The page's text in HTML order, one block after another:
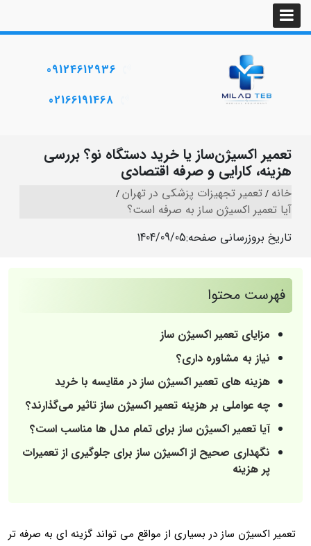
09124612936
02166191468
تعمیر اکسیژن‌ساز یا خرید دستگاه نو؟ بررسی
هزینه، کارایی و صرفه اقتصادی
خانه تعمیر تجهیزات پزشکی در تهران
آیا تعمیر اکسیژن ساز به صرفه است؟
تاریخ بروزرسانی صفحه:1404/09/05
فهرست محتوا
مزایای تعمیر اکسیژن ساز
نیاز به مشاوره داری؟
هزینه های تعمیر اکسیژن ساز در مقایسه با خرید
چه عواملی بر هزینه تعمیر اکسیژن ساز تاثیر می‌گذارند؟
آیا تعمیر اکسیژن ساز برای تمام مدل ها مناسب است؟
نگهداری صحیح از اکسیژن ساز برای جلوگیری از تعمیرات
پر هزینه
تعمیر اکسیژن ساز در بسیاری از مواقع می تواند گزینه ای به صرفه تر